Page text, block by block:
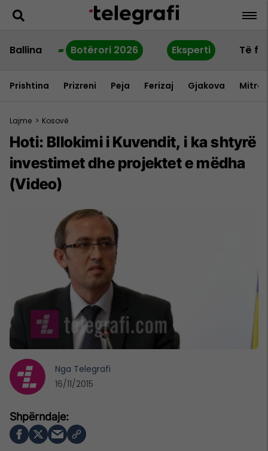
Ballina Botërori 2026 Eksperti Të
Prishtina Prizreni Peja Ferizaj Gjakova
Lajme > Kosovë
Hoti: Bllokimi i Kuvendit, i ka shtyrë
investimet dhe projektet e mëdha
(Video)
Nga Telegrafi
16/11/2015